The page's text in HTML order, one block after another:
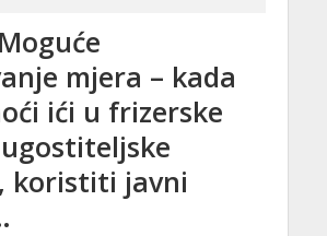
mjera – kada
ići u frizerske
koristiti javni